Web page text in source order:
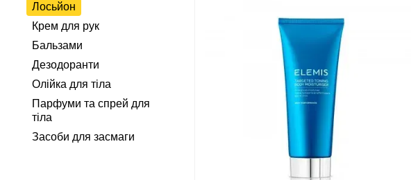
Лосьйон
Крем для рук
Бальзами
Дезодоранти
Олійка для тіла
Парфуми та спрей для
тіла
Засоби для засмаги